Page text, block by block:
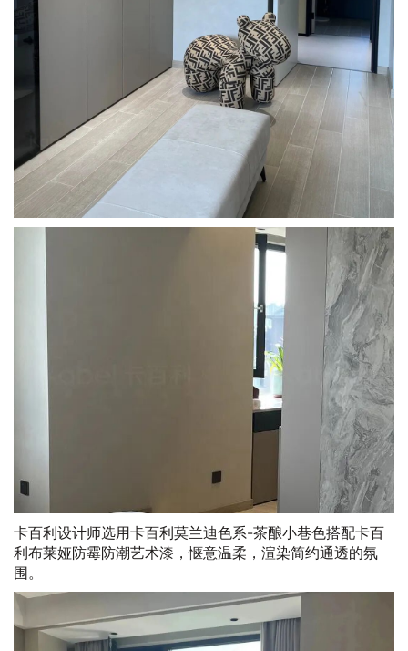
卡百利设计师选用卡百利莫兰迪色系-茶酿小巷色搭配卡百
利布莱娅防霉防潮艺术漆，惬意温柔，渲染简约通透的氛
围。